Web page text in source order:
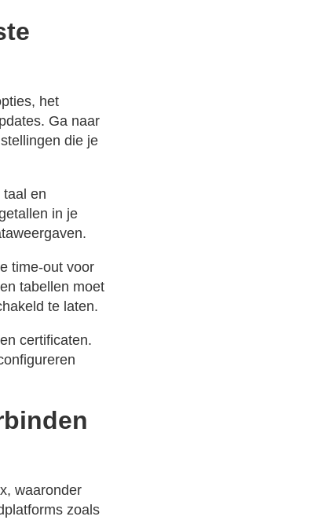
het
Ga naar
die je
en
in je
time-out voor
tabellen moet
te laten.
certificaten.
waaronder
zoals